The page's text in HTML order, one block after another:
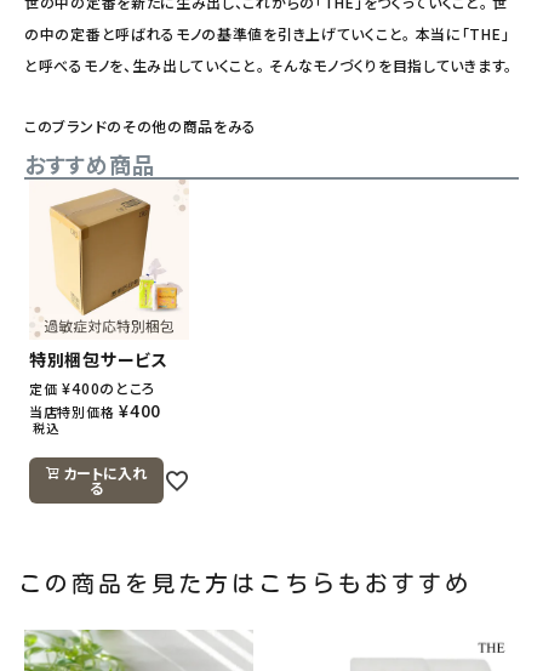
の中の定番と呼ばれるモノの基準値を引き上げていくこと。 本当に「THE」
と呼べるモノを、生み出していくこと。 そんなモノづくりを目指していきます。
このブランドのその他の商品をみる
おすすめ商品
特別梱包サービス
定価 ¥400のところ
当店特別価格 ¥400
税込
カートに入れ
る
この商品を見た方はこちらもおすすめ